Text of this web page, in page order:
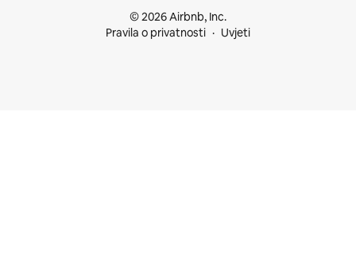
© 2026 Airbnb, Inc.
Pravila o privatnosti
Uvjeti